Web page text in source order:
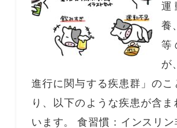
運
養
等
が
進行に関与する疾患群」のこ
り、以下のような疾患が含ま
います。 食習慣：インスリ